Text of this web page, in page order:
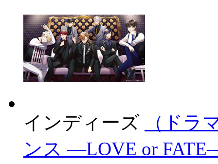
インディーズ
（ドラ
ンス ―LOVE or